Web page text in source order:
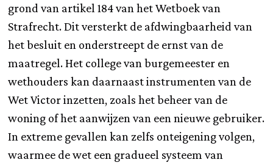
grond van artikel 184 van het Wetboek van
Strafrecht. Dit versterkt de afdwingbaarheid van
het besluit en onderstreept de ernst van de
maatregel. Het college van burgemeester en
wethouders kan daarnaast instrumenten van de
Wet Victor inzetten, zoals het beheer van de
woning of het aanwijzen van een nieuwe gebruiker.
In extreme gevallen kan zelfs onteigening volgen,
waarmee de wet een gradueel systeem van